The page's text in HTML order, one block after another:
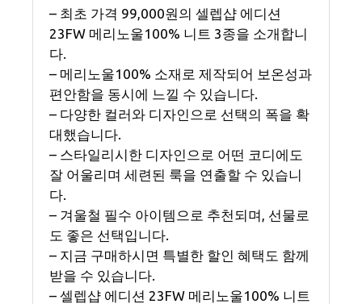
– 최초 가격 99,000원의 셀렙샵 에디션
23FW 메리노울100% 니트 3종을 소개합니
다.
– 메리노울100% 소재로 제작되어 보온성과
편안함을 동시에 느낄 수 있습니다.
– 다양한 컬러와 디자인으로 선택의 폭을 확
대했습니다.
– 스타일리시한 디자인으로 어떤 코디에도
잘 어울리며 세련된 룩을 연출할 수 있습니
다.
– 겨울철 필수 아이템으로 추천되며, 선물로
도 좋은 선택입니다.
– 지금 구매하시면 특별한 할인 혜택도 함께
받을 수 있습니다.
– 셀렙샵 에디션 23FW 메리노울100% 니트